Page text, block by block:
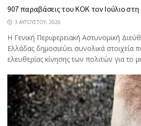
907 παραβάσεις του ΚΟΚ τον Ιούλιο
3 ΑΥΓΟΎΣΤΟΥ, 2026
Η Γενική Περιφερειακή Αστυνομική
Ελλάδας δημοσιεύει συνολικά
ελευθερίας κίνησης των πολιτών για το